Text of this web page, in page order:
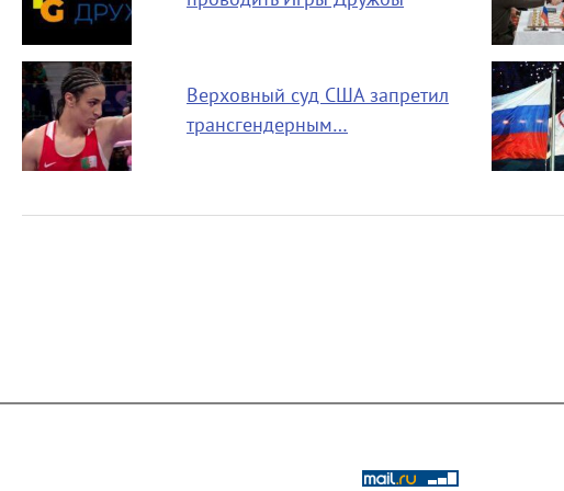
Верховный суд США запретил
трансгендерным…